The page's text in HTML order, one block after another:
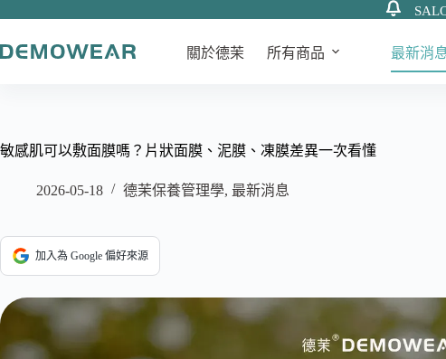
至
關於德茉 所有商品 最新消
敏感肌可以敷面膜嗎？片狀面膜、泥膜、凍膜差異一次看懂
2026-05-18 德茉保養管理學, 最新消息
加入為 Google 偏好來源